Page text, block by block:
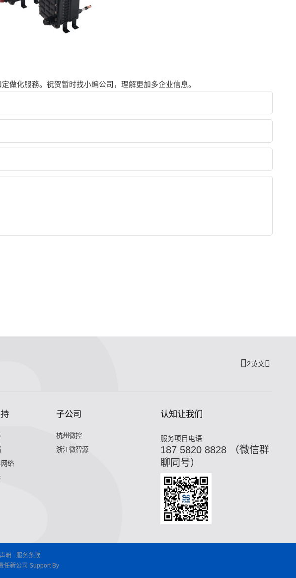
做化服務。祝贺暂时找小编公司，理解更加多企业信息。
2英文
络
子公司
杭州微控
浙江微智源
认知让我们
服务项目电语
187 5820 8828 （微信群
聊同号）
明
服务条款
任新公司 Support By